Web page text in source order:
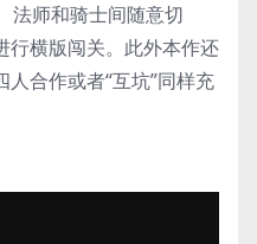
法师和骑士间随意切
行横版闯关。此外本作还
合作或者“互坑”同样充